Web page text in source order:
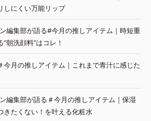
しにくい万能リップ
編集部が語る#今月の推しアイテム｜時短重
朝洗顔料”はコレ！
今月の推しアイテム｜これまで青汁に感じた
編集部が語る＃今月の推しアイテム｜保湿
きたくない！を叶える化粧水